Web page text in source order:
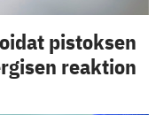
pistoksen
reaktion